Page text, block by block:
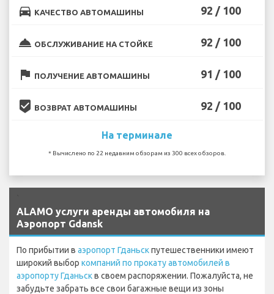
directions_car КАЧЕСТВО АВТОМАШИНЫ 92 / 100
room_service ОБСЛУЖИВАНИЕ НА СТОЙКЕ 92 / 100
flag ПОЛУЧЕНИЕ АВТОМАШИНЫ 91 / 100
beenhere ВОЗВРАТ АВТОМАШИНЫ 92 / 100
На терминале
* Вычислено по 22 недавним обзорам из 300 всех обзоров.
ALAMO услуги аренды автомобиля на
Аэропорт Gdansk
По прибытии в аэропорт Гданьскпутешественники имеют
широкий выбор компаний по прокату автомобилей в
аэропорту Гданьскв своем распоряжении. Пожалуйста, не
забудьте забрать все свои багажные вещи из зоны